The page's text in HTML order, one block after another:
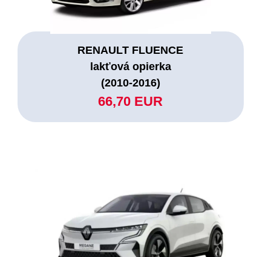
RENAULT FLUENCE
lakťová opierka
(2010-2016)
66,70 EUR